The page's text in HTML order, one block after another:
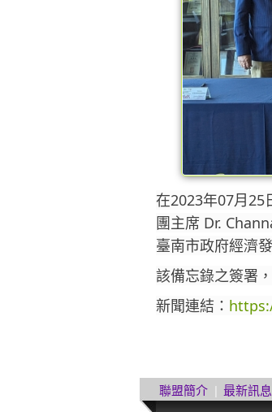
在2023年07月25
團主席 Dr.
臺南市政府經濟
該備忘錄之簽署
新聞連結：
聯盟簡介 | 最新訊息